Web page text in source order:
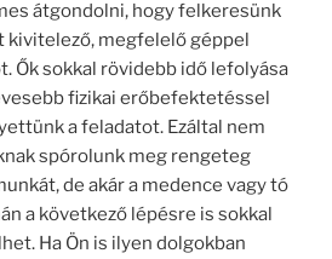
átgondolni, hogy felkeresünk
kivitelező, megfelelő géppel
Ők sokkal rövidebb idő lefolyása
fizikai erőbefektetéssel
a feladatot. Ezáltal nem
spórolunk meg rengeteg
de akár a medence vagy tó
a következő lépésre is sokkal
Ha Ön is ilyen dolgokban